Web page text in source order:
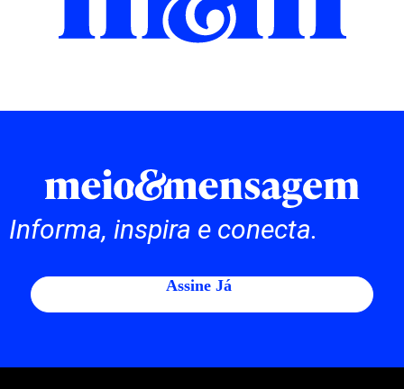
Informa, inspira e conecta.
Assine Já